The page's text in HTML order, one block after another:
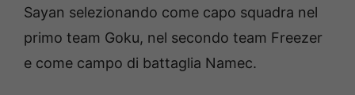
Sayan selezionando come capo squadra nel
primo team Goku, nel secondo team Freezer
e come campo di battaglia Namec.